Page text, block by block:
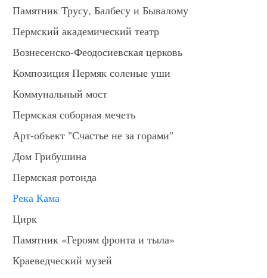
Памятник Трусу, Балбесу и Бывалому
Пермский академический театр
Вознесенско-Феодосиевская церковь
Композиция Пермяк соленые уши
Коммунальный мост
Пермская соборная мечеть
Арт-объект "Счастье не за горами"
Дом Грибушина
Пермская ротонда
Река Кама
Цирк
Памятник «Героям фронта и тыла»
Краеведческий музей